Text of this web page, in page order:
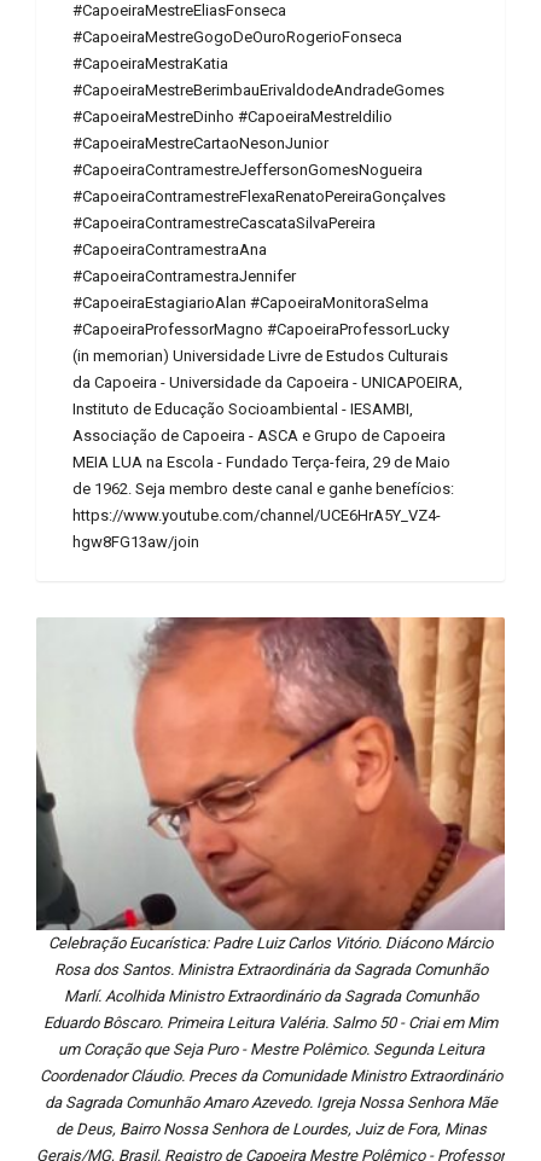
#CapoeiraMestreEliasFonseca
#CapoeiraMestreGogoDeOuroRogerioFonseca
#CapoeiraMestraKatia
#CapoeiraMestreBerimbauErivaldodeAndradeGomes
#CapoeiraMestreDinho #CapoeiraMestreIdilio
#CapoeiraMestreCartaoNesonJunior
#CapoeiraContramestreJeffersonGomesNogueira
#CapoeiraContramestreFlexaRenatoPereiraGonçalves
#CapoeiraContramestreCascataSilvaPereira
#CapoeiraContramestraAna
#CapoeiraContramestraJennifer
#CapoeiraEstagiarioAlan #CapoeiraMonitoraSelma
#CapoeiraProfessorMagno #CapoeiraProfessorLucky
(in memorian) Universidade Livre de Estudos Culturais
da Capoeira - Universidade da Capoeira - UNICAPOEIRA,
Instituto de Educação Socioambiental - IESAMBI,
Associação de Capoeira - ASCA e Grupo de Capoeira
MEIA LUA na Escola - Fundado Terça-feira, 29 de Maio
de 1962. Seja membro deste canal e ganhe benefícios:
https://www.youtube.com/channel/UCE6HrA5Y_VZ4-
hgw8FG13aw/join
Celebração Eucarística: Padre Luiz Carlos Vitório. Diácono Márcio
Rosa dos Santos. Ministra Extraordinária da Sagrada Comunhão
Marlí. Acolhida Ministro Extraordinário da Sagrada Comunhão
Eduardo Bôscaro. Primeira Leitura Valéria. Salmo 50 - Criai em Mim
um Coração que Seja Puro - Mestre Polêmico. Segunda Leitura
Coordenador Cláudio. Preces da Comunidade Ministro Extraordinário
da Sagrada Comunhão Amaro Azevedo. Igreja Nossa Senhora Mãe
de Deus, Bairro Nossa Senhora de Lourdes, Juiz de Fora, Minas
Gerais/MG, Brasil. Registro de Capoeira Mestre Polêmico - Professor